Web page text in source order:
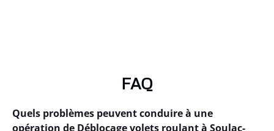
FAQ
Quels problèmes peuvent conduire à une
opération de Déblocage volets roulant à Soulac-